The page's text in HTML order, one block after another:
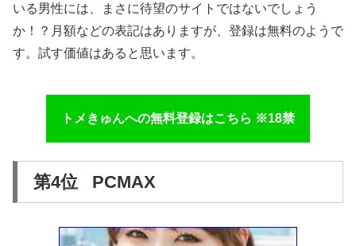
いる男性には、まさに待望のサイトではないでしょう
か！？月額などの表記はありますが、登録は無料のようで
す。試す価値はあると思います。
トメきゅんへの無料登録はこちら ※18禁
第4位 PCMAX